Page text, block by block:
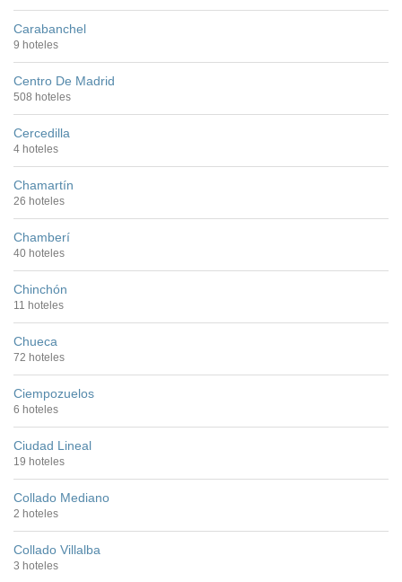
Carabanchel
9 hoteles
Centro De Madrid
508 hoteles
Cercedilla
4 hoteles
Chamartín
26 hoteles
Chamberí
40 hoteles
Chinchón
11 hoteles
Chueca
72 hoteles
Ciempozuelos
6 hoteles
Ciudad Lineal
19 hoteles
Collado Mediano
2 hoteles
Collado Villalba
3 hoteles